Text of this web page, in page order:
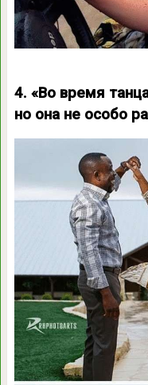
4. «Во время
но она не особо